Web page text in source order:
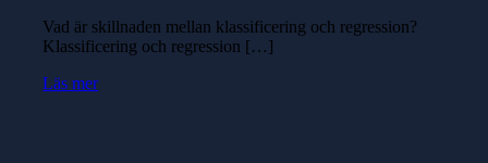
Vad är skillnaden mellan klassificering och regression?
Klassificering och regression […]
Läs mer